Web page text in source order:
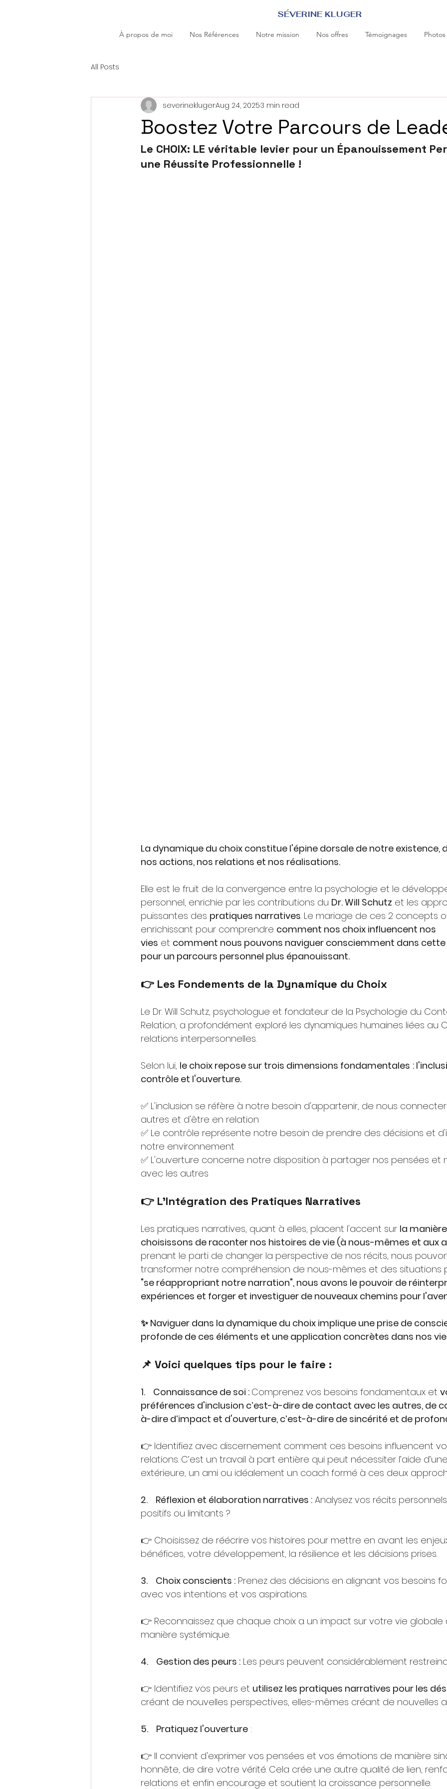
SÉVERINE KLUGER
À propos de moi Nos Références Notre mission Nos offres Témoignages
All Posts
Boostez Votre Parcours de
severineklugerAug 24, 20253 min read
Le CHOIX: LE véritable levier pour un Épanouissement
une Réussite Professionnelle !
La dynamique du choix constitue l'épine dorsale de notre existence,
nos actions, nos relations et nos réalisations.
Elle est le fruit de la convergence entre la psychologie et le
personnel, enrichie par les contributions du Dr. Will Schutz et les
puissantes des pratiques narratives. Le mariage de ces 2 concepts
enrichissant pour comprendre comment nos choix influencent nos
vies et comment nous pouvons naviguer consciemment dans
pour un parcours personnel plus épanouissant.
👉 Les Fondements de la Dynamique du Choix
Le Dr. Will Schutz, psychologue et fondateur de la Psychologie du
Relation, a profondément exploré les dynamiques humaines liées au
relations interpersonnelles.
Selon lui, le choix repose sur trois dimensions fondamentales :
contrôle et l'ouverture.
✅ L'inclusion se réfère à notre besoin d'appartenir, de nous
autres et d'être en relation
✅ Le contrôle représente notre besoin de prendre des décisions et
notre environnement
✅ L'ouverture concerne notre disposition à partager nos pensées et
avec les autres
👉 L'Intégration des Pratiques Narratives
Les pratiques narratives, quant à elles, placent l'accent sur la
choisissons de raconter nos histoires de vie (à nous-mêmes et aux
prenant le parti de changer la perspective de nos récits, nous
transformer notre compréhension de nous-mêmes et des situations
"se réappropriant notre narration", nous avons le pouvoir de
expériences et forger et investiguer de nouveaux chemins pour
✨ Naviguer dans la dynamique du choix implique une prise de
profonde de ces éléments et une application concrètes dans nos
📌 Voici quelques tips pour le faire :
1.    Connaissance de soi : Comprenez vos besoins fondamentaux et
préférences d'inclusion c’est-à-dire de contact avec les autres, de
à-dire d’impact et d'ouverture, c’est-à-dire de sincérité et de
👉 Identifiez avec discernement comment ces besoins influencent
relations. C’est un travail à part entière qui peut nécessiter l’aide
extérieure, un ami ou idéalement un coach formé à ces deux
2.    Réflexion et élaboration narratives : Analysez vos récits
positifs ou limitants ?
👉 Choisissez de réécrire vos histoires pour mettre en avant les
bénéfices, votre développement, la résilience et les décisions prises.
3.    Choix conscients : Prenez des décisions en alignant vos besoins
avec vos intentions et vos aspirations.
👉 Reconnaissez que chaque choix a un impact sur votre vie globale
manière systémique.
4.    Gestion des peurs : Les peurs peuvent considérablement
👉 Identifiez vos peurs et utilisez les pratiques narratives pour les
créant de nouvelles perspectives, elles-mêmes créant de nouvelles
5.    Pratiquez l'ouverture :
👉 Il convient d'exprimer vos pensées et vos émotions de manière
honnête, de dire votre vérité. Cela crée une autre qualité de lien,
relations et enfin encourage et soutient la croissance personnelle.